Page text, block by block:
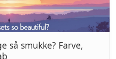
så smukke? Farve,